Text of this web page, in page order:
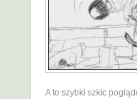
A to szybki szkic